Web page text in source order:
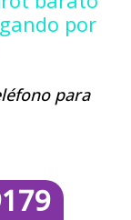
por
para